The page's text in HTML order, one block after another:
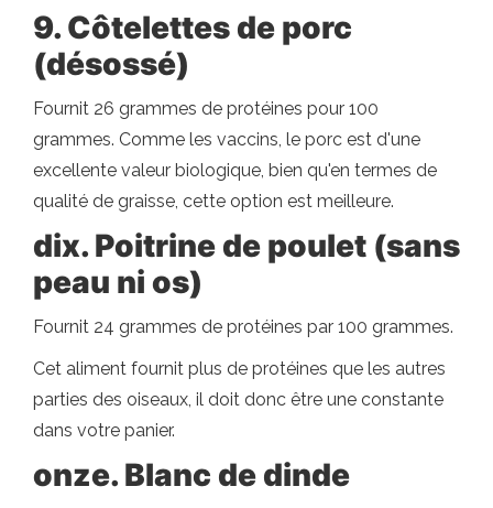
9. Côtelettes de porc
(désossé)
Fournit 26 grammes de protéines pour 100
grammes. Comme les vaccins, le porc est d'une
excellente valeur biologique, bien qu'en termes de
qualité de graisse, cette option est meilleure.
dix. Poitrine de poulet (sans
peau ni os)
Fournit 24 grammes de protéines par 100 grammes.
Cet aliment fournit plus de protéines que les autres
parties des oiseaux, il doit donc être une constante
dans votre panier.
onze. Blanc de dinde